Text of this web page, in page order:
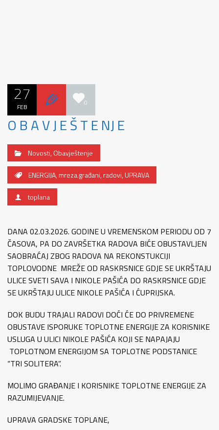
27
FEB 0
O B A V J E Š T E NJ E
Novosti,Obavještenje
ENERGIJA,mreza.građani,radovi,UPRAVA
toplana
DANA 02.03.2026. GODINE U VREMENSKOM PERIODU OD 7
ČASOVA, PA DO ZAVRŠETKA RADOVA BIĆE OBUSTAVLJEN
SAOBRAĆAJ ZBOG RADOVA NA REKONSTUKCIJI
TOPLOVODNE MREŽE OD RASKRSNICE GDJE SE UKRŠTAJU
ULICE SVETI SAVA I NIKOLE PAŠIĆA DO RASKRSNICE GDJE
SE UKRŠTAJU ULICE NIKOLE PAŠIĆA I ĆUPRIJSKA.
DOK BUDU TRAJALI RADOVI DOĆI ĆE DO PRIVREMENE
OBUSTAVE ISPORUKE TOPLOTNE ENERGIJE ZA KORISNIKE
USLUGA U ULICI NIKOLE PAŠIĆA KOJI SE NAPAJAJU
TOPLOTNOM ENERGIJOM SA TOPLOTNE PODSTANICE
“TRI SOLITERA”.
MOLIMO GRAĐANJE I KORISNIKE TOPLOTNE ENERGIJE ZA
RAZUMIJEVANJE.
UPRAVA GRADSKE TOPLANE,